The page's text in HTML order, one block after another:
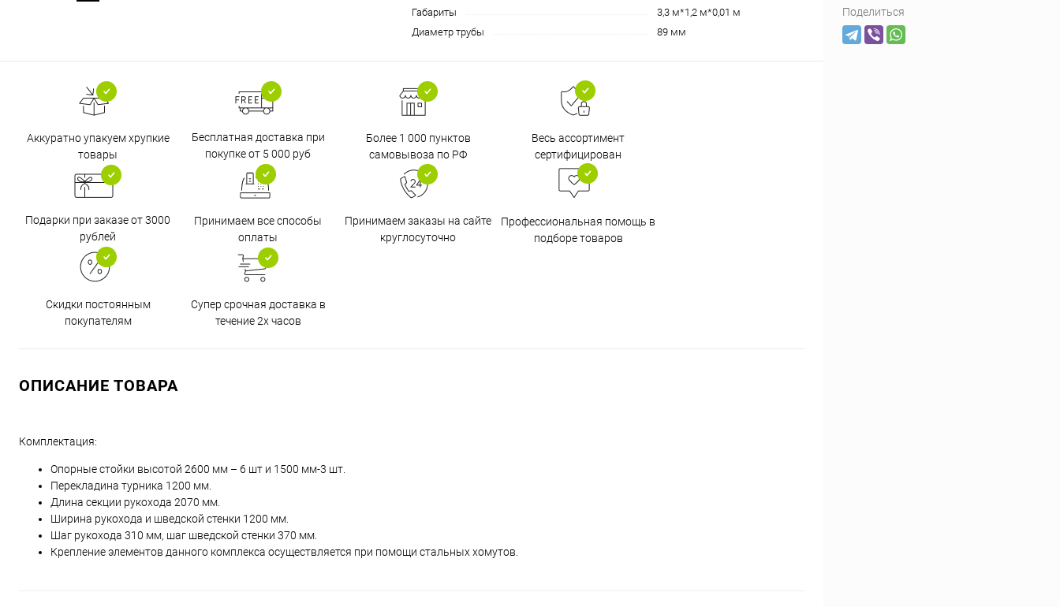
Габариты
3,3 м*1,2 м*0,01 м
Диаметр трубы
89 мм
Аккуратно упакуем хрупкие
товары
Бесплатная доставка при
покупке от 5 000 руб
Более 1 000 пунктов
самовывоза по РФ
Весь ассортимент
сертифицирован
Подарки при заказе от 3000
рублей
Принимаем все способы
оплаты
Принимаем заказы на сайте
круглосуточно
Профессиональная помощь в
подборе товаров
Скидки постоянным
покупателям
Супер срочная доставка в
течение 2х часов
ОПИСАНИЕ ТОВАРА
Комплектация:
Опорные стойки высотой 2600 мм – 6 шт и 1500 мм-3 шт.
Перекладина турника 1200 мм.
Длина секции рукохода 2070 мм.
Ширина рукохода и шведской стенки 1200 мм.
Шаг рукохода 310 мм, шаг шведской стенки 370 мм.
Крепление элементов данного комплекса осуществляется при помощи стальных хомутов.
Поделиться